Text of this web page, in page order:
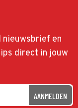
nieuwsbrief en
direct in jouw
AANMELDEN